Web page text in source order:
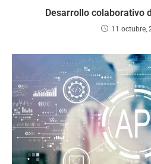
Desarrollo colaborativo
11 octubre,